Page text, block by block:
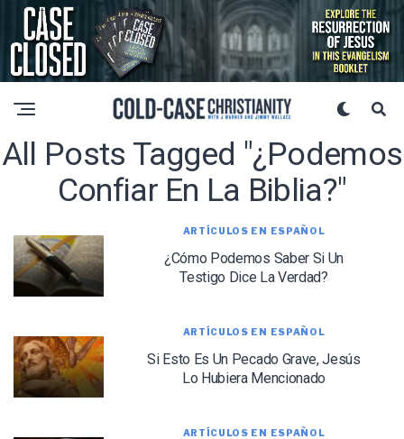
All Posts Tagged "¿Podemos
Confiar En La Biblia?"
ARTÍCULOS EN ESPAÑOL
¿Cómo Podemos Saber Si Un
Testigo Dice La Verdad?
ARTÍCULOS EN ESPAÑOL
Si Esto Es Un Pecado Grave, Jesús
Lo Hubiera Mencionado
ARTÍCULOS EN ESPAÑOL